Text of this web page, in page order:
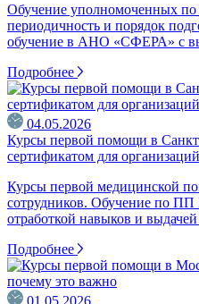
Обучение уполномоченных по
периодичность и порядок
обучение в АНО «СФЕРА» с
Подробнее
04.05.2026
Курсы первой помощи в
сертификатом для
Курсы первой медицинской
сотрудников. Обучение по ПП
отработкой навыков и
Подробнее
01.05.2026